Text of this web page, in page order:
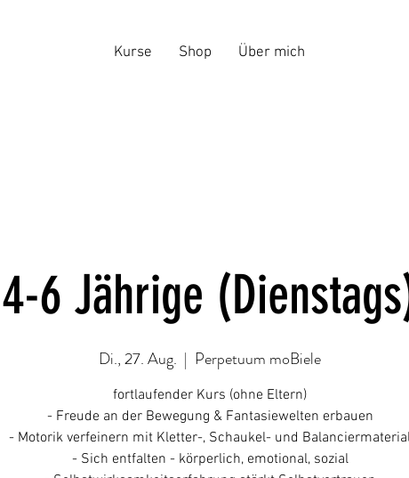
Kurse Shop Über mich
4-6 Jährige
Di., 27. Aug.
  |
Perpetuum moBiele
fortlaufender Kurs (ohne Eltern)
- Freude an der Bewegung & Fantasiewelten erbauen
- Motorik verfeinern mit Kletter-, Schaukel- und
- Sich entfalten - körperlich, emotional, sozial